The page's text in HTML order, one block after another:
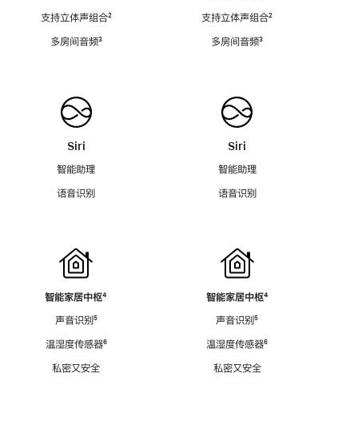
支持立体声组合脚
²
多房间音频脚
³
Siri
智能助理
语音识别
智能家居中枢脚
⁴
声音识别脚
⁵
温湿度传感器脚
⁶
私密又安全
支持立体声组合脚
²
多房间音频脚
³
Siri
智能助理
语音识别
智能家居中枢脚
⁴
声音识别脚
⁵
温湿度传感器脚
⁶
私密又安全